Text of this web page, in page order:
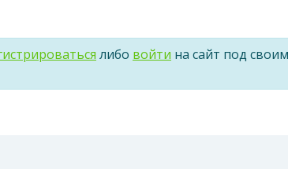
либо войти на сайт под своим